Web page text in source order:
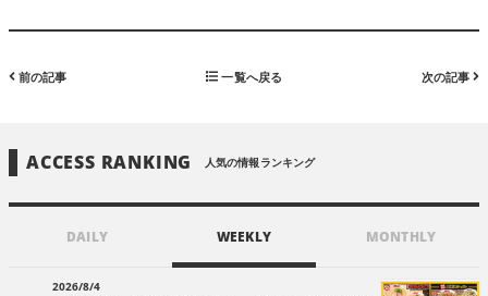
前の記事 一覧へ戻る 次の記事
ACCESS RANKING 人気の情報ランキング
DAILY WEEKLY MONTHLY
2026/8/4